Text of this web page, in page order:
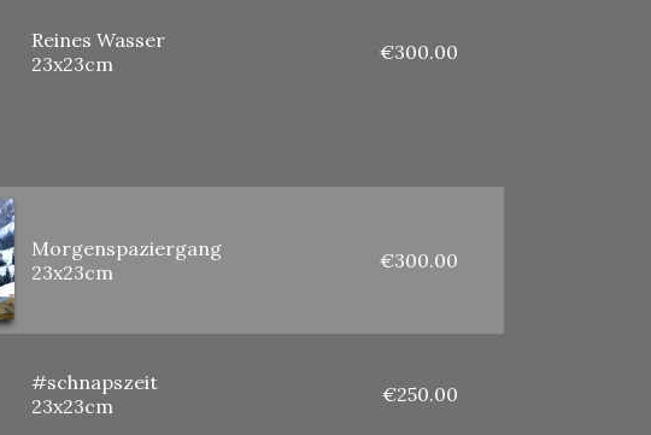
Reines Wasser
23x23cm
€300.00
Morgenspaziergang
23x23cm
€300.00
#schnapszeit
23x23cm
€250.00